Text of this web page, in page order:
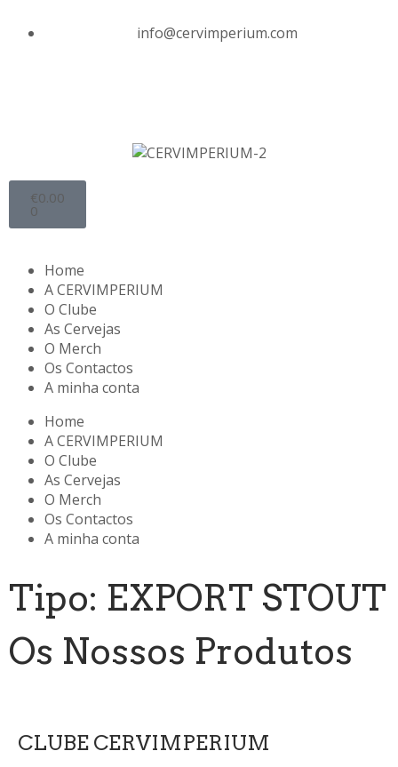
info@cervimperium.com
€0.00
0
Home
A CERVIMPERIUM
O Clube
As Cervejas
O Merch
Os Contactos
A minha conta
Home
A CERVIMPERIUM
O Clube
As Cervejas
O Merch
Os Contactos
A minha conta
Tipo: EXPORT STOUT
Os Nossos Produtos
CLUBE CERVIMPERIUM